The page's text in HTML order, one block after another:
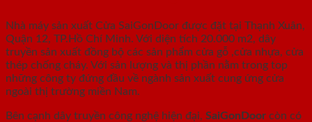
Nhà máy sản xuất Cửa SaiGonDoor được đặt tại Thạnh Xuân,
Quận 12, TP.Hồ Chí Minh. Với diện tích 20.000 m2, dây
truyền sản xuất đồng bộ các sản phẩm cửa gỗ ,cửa nhựa, cửa
thép chống cháy. Với sản lượng và thị phần nằm trong top
những công ty đứng đầu về ngành sản xuất cung ứng cửa
ngoài thị trường miền Nam.
Bên cạnh dây truyền công nghệ hiện đại, SaiGonDoor còn có